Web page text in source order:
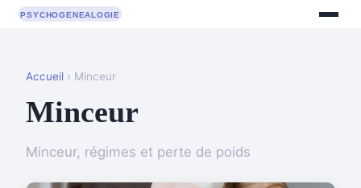
Accueil › Minceur
Minceur
Minceur, régimes et perte de poids